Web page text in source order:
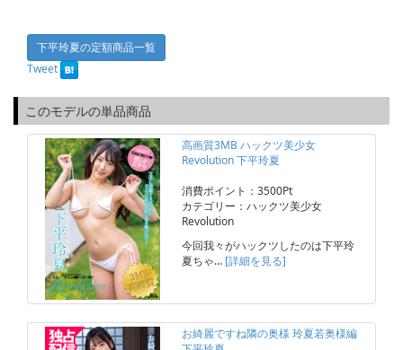
下平玲夏の定額商品一覧
Tweet
このモデルの単品商品
高画質3MB ハックツ美少女
Revolution 下平玲夏
消費ポイント：3500Pt
カテゴリー：ハックツ美少女
Revolution
今回我々がハックツしたのは下平玲
夏ちゃ… [詳細を見る]
お綺麗ですね隣の奥様 玲夏若奥様編